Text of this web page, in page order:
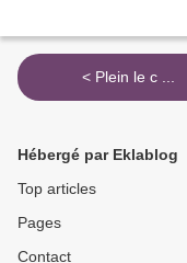
< Plein le c ...
Hébergé par Eklablog
Top articles
Pages
Contact